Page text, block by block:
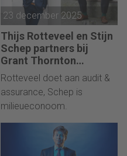
23 december 2025
Thijs Rotteveel en Stijn
Schep partners bij
Grant Thornton
Nederland
Rotteveel doet aan audit &
assurance, Schep is
milieueconoom.